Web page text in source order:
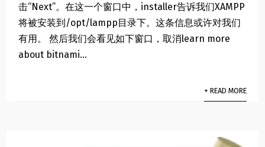
击“Next”。在这一个窗口中，installer告诉我们XAMPP
将被安装到/opt/lampp目录下。这条信息或许对我们
有用。 然后我们会看见如下窗口，取消learn more
about bitnami...
+ READ MORE